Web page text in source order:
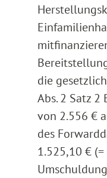
die
Abs. 2 Satz 2
von 2.556 €
des
1.525,10 €